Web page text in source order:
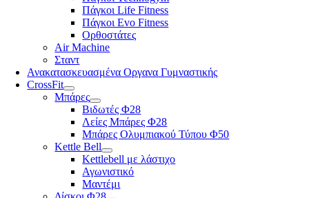
Πάγκοι Life Fitness
Πάγκοι Evo Fitness
Ορθοστάτες
Air Machine
Σταντ
Ανακατασκευασμένα Οργανα Γυμναστικής
CrossFit
Μπάρες
Βιδωτές Φ28
Λείες Μπάρες Φ28
Μπάρες Ολυμπιακού Τύπου Φ50
Kettle Bell
Kettlebell με λάστιχο
Αγωνιστικό
Μαντέμι